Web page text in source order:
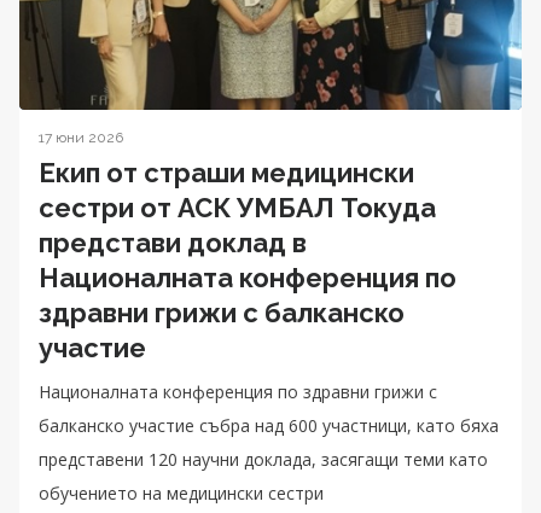
17 юни 2026
Екип от страши медицински
сестри от АСК УМБАЛ Токуда
представи доклад в
Националната конференция по
здравни грижи с балканско
участие
Националната конференция по здравни грижи с
балканско участие събра над 600 участници, като бяха
представени 120 научни доклада, засягащи теми като
обучението на медицински сестри